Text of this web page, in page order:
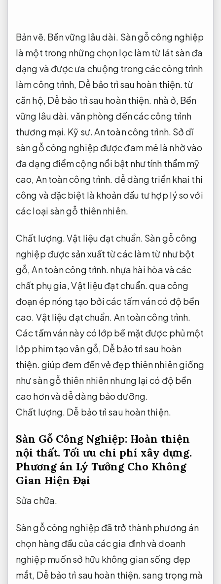
Bản vẽ. Bền vững lâu dài. Sàn gỗ công nghiệp
là một trong những chọn lọc làm từ lát sàn đa
dạng và được ưa chuộng trong các công trình
làm công trình, Dễ bảo trì sau hoàn thiện. từ
căn hộ, Dễ bảo trì sau hoàn thiện. nhà ở, Bền
vững lâu dài.văn phòng đến các công trình
thương mại. Kỹ sư.An toàn công trình. Sở dĩ
sàn gỗ công nghiệp được đam mê là nhờ vào
đa dạng điểm cộng nổi bật như tính thẩm mỹ
cao, An toàn công trình. dễ dàng triển khai thi
công và đặc biệt là khoản đầu tư hợp lý so với
các loại sàn gỗ thiên nhiên.
Chất lượng.Vật liệu đạt chuẩn. Sàn gỗ công
nghiệp được sản xuất từ các làm từ như bột
gỗ,An toàn công trình. nhựa hài hòa và các
chất phụ gia,Vật liệu đạt chuẩn.qua công
đoạn ép nóng tạo bởi các tấm ván có độ bền
cao. Vật liệu đạt chuẩn. An toàn công trình.
Các tấm ván này có lớp bề mặt được phủ một
lớp phim tạo vân gỗ, Dễ bảo trì sau hoàn
thiện.giúp đem đến vẻ đẹp thiên nhiên giống
như sàn gỗ thiên nhiên nhưng lại có độ bền
cao hơn và dễ dàng bảo dưỡng.
Chất lượng. Dễ bảo trì sau hoàn thiện.
Sàn Gỗ Công Nghiệp: Hoàn thiện
nội thất. Tối ưu chi phí xây dựng.
Phương án Lý Tưởng Cho Không
Gian Hiện Đại
Sửa chữa.
Sàn gỗ công nghiệp đã trở thành phương án
chọn hàng đầu của các gia đình và doanh
nghiệp muốn sở hữu không gian sống đẹp
mắt, Dễ bảo trì sau hoàn thiện. sang trọng mà